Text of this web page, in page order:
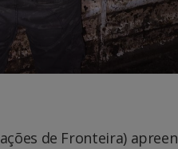
de Fronteira)